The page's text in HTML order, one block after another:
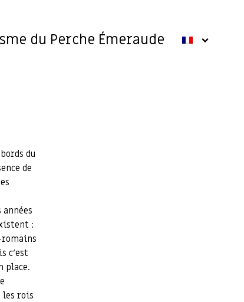
du Perche Émeraude
du
de
:
romains
c‘est
place.
les rois